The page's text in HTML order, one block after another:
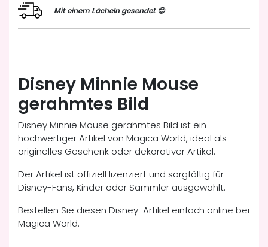
Mit einem Lächeln gesendet 😊
Disney Minnie Mouse
gerahmtes Bild
Disney Minnie Mouse gerahmtes Bild ist ein
hochwertiger Artikel von Magica World, ideal als
originelles Geschenk oder dekorativer Artikel.
Der Artikel ist offiziell lizenziert und sorgfältig für
Disney-Fans, Kinder oder Sammler ausgewählt.
Bestellen Sie diesen Disney-Artikel einfach online bei
Magica World.